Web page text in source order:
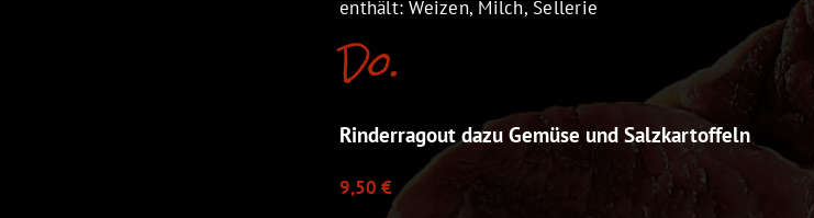
enthält: Weizen, Milch, Sellerie
Do.
Rinderragout dazu Gemüse und Salzkartoffeln
9,50 €